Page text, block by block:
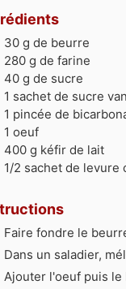
30 g de beurre
280 g de farine
40 g de sucre
1 sachet de sucre
1 pincée de
1 oeuf
400 g kéfir de lait
1/2 sachet de levure
Faire fondre le
Dans un saladier,
Ajouter l'oeuf puis